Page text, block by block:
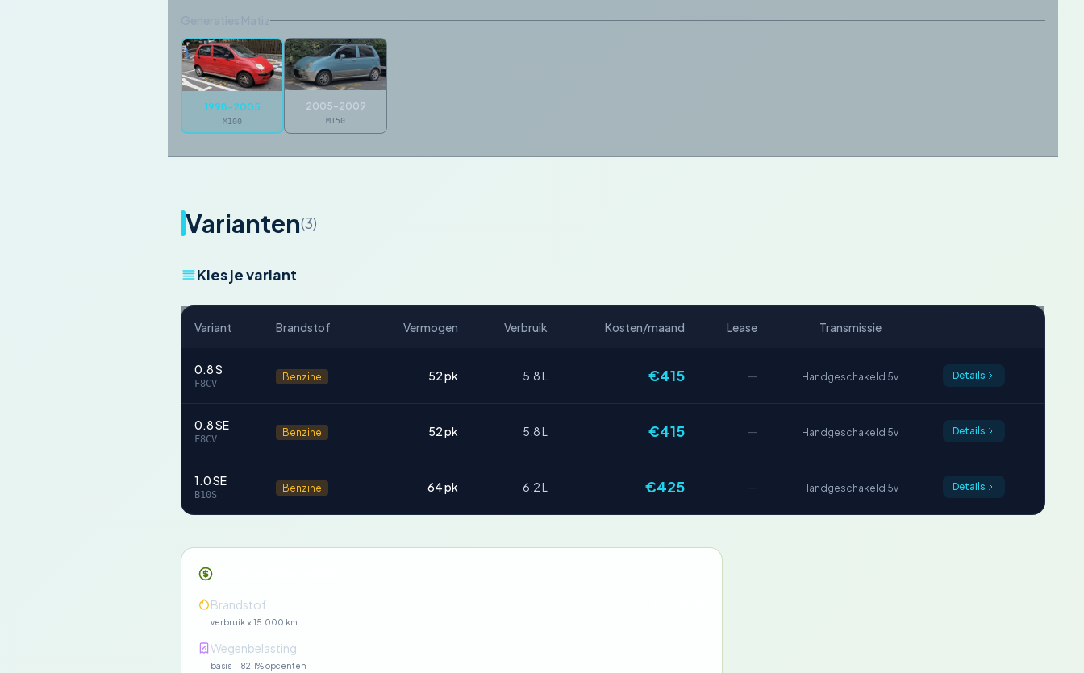
1998-2005
M100
2005-2009
M150
Varianten(3)
Kies je variant
Variant Brandstof Vermogen Verbruik Kosten/maand Lease Transmissie
0.8 S
F8CV
Benzine 52 pk 5.8 L €415 — Handgeschakeld 5v Details
0.8 SE
F8CV
Benzine 52 pk 5.8 L €415 — Handgeschakeld 5v Details
1.0 SE
B10S
Benzine 64 pk 6.2 L €425 — Handgeschakeld 5v Details
Brandstof
verbruik × 15.000 km
Wegenbelasting
basis + 82.1% opcenten